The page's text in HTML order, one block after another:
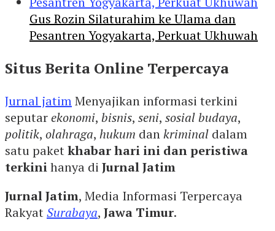
Gus Rozin Silaturahim ke Ulama dan
Pesantren Yogyakarta, Perkuat Ukhuwah
Situs Berita Online Terpercaya
Jurnal jatimMenyajikan informasi terkini
seputarekonomi, bisnis, seni, sosial budaya,
politik, olahraga, hukum dankriminal dalam
satu paketkhabar hari ini dan peristiwa
terkinihanya di Jurnal Jatim
Jurnal Jatim, Media Informasi Terpercaya
RakyatSurabaya, Jawa Timur.